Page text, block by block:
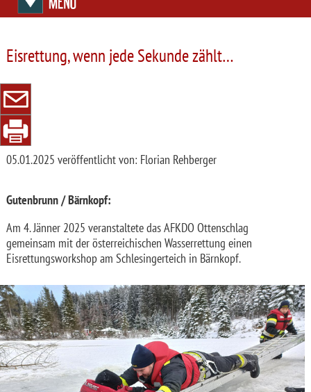
Eisrettung, wenn jede Sekunde zählt…
05.01.2025 veröffentlicht von: Florian Rehberger
Gutenbrunn / Bärnkopf:
Am 4. Jänner 2025 veranstaltete das AFKDO Ottenschlag
gemeinsam mit der österreichischen Wasserrettung einen
Eisrettungsworkshop am Schlesingerteich in Bärnkopf.